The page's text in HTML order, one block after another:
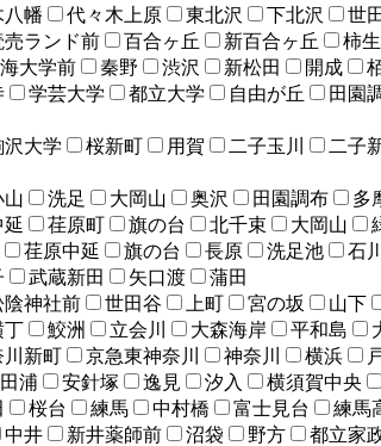
八幡 代々木上原 東北沢 下北沢 世
売ランド前 百合ヶ丘 新百合ヶ丘 柿生
大学前 秦野 渋沢 新松田 開成
学芸大学 都立大学 自由が丘 田園
沢大学 桜新町 用賀 二子玉川 二子
山 洗足 大岡山 奥沢 田園調布 多
延 荏原町 旗の台 北千束 大岡山
荏原中延 旗の台 長原 洗足池 石
武蔵新田 矢口渡
蒲田
陰神社前 世田谷 上町 宮の坂 山下
丁 鮫洲 立会川 大森海岸 平和島
川新町 京急東神奈川 神奈川 横浜
浦 安針塚 逸見 汐入 横須賀中央
桜台 練馬 中村橋 富士見台 練馬
中井 新井薬師前 沼袋 野方 都立家